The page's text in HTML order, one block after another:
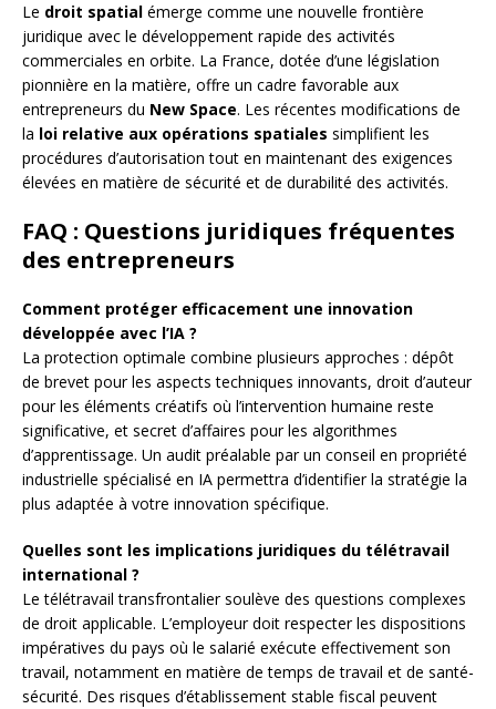
Le droit spatial émerge comme une nouvelle frontière
juridique avec le développement rapide des activités
commerciales en orbite. La France, dotée d’une législation
pionnière en la matière, offre un cadre favorable aux
entrepreneurs du New Space. Les récentes modifications de
la loi relative aux opérations spatiales simplifient les
procédures d’autorisation tout en maintenant des exigences
élevées en matière de sécurité et de durabilité des activités.
FAQ : Questions juridiques fréquentes
des entrepreneurs
Comment protéger efficacement une innovation
développée avec l’IA ?
La protection optimale combine plusieurs approches : dépôt
de brevet pour les aspects techniques innovants, droit d’auteur
pour les éléments créatifs où l’intervention humaine reste
significative, et secret d’affaires pour les algorithmes
d’apprentissage. Un audit préalable par un conseil en propriété
industrielle spécialisé en IA permettra d’identifier la stratégie la
plus adaptée à votre innovation spécifique.
Quelles sont les implications juridiques du télétravail
international ?
Le télétravail transfrontalier soulève des questions complexes
de droit applicable. L’employeur doit respecter les dispositions
impératives du pays où le salarié exécute effectivement son
travail, notamment en matière de temps de travail et de santé-
sécurité. Des risques d’établissement stable fiscal peuvent